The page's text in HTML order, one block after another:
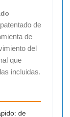
de
de
del
que
incluidas.
de